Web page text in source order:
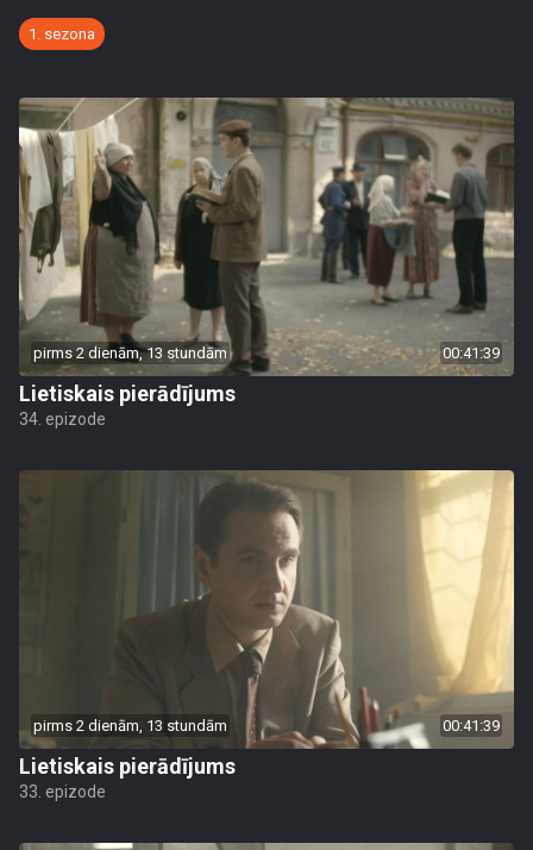
1. sezona
pirms 2 dienām, 13 stundām 00:41:39
Lietiskais pierādījums
34. epizode
pirms 2 dienām, 13 stundām 00:41:39
Lietiskais pierādījums
33. epizode